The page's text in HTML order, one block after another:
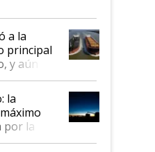
a la
principal
aún así
de cada
el
la
por la